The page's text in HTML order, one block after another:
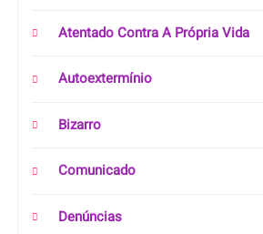
Atentado Contra A Própria Vida
Autoextermínio
Bizarro
Comunicado
Denúncias